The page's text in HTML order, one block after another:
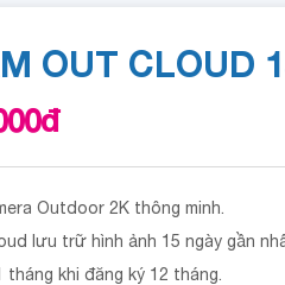
OUT CLOUD
đ
Outdoor 2K thông minh.
lưu trữ hình ảnh 15 ngày gần
tháng khi đăng ký 12 tháng.